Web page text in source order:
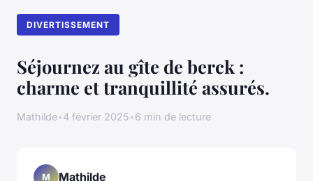
DIVERTISSEMENT
Séjournez au gîte de berck :
charme et tranquillité assurés.
Mathilde•4 février 2025•6 min de lecture
M Mathilde